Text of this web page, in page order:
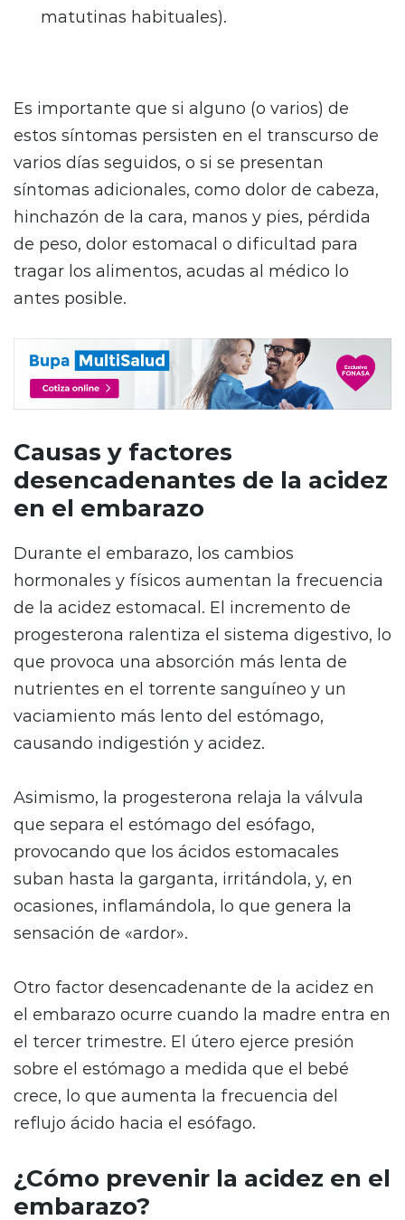
matutinas habituales).
Es importante que si alguno (o varios) de
estos síntomas persisten en el transcurso de
varios días seguidos, o si se presentan
síntomas adicionales, como dolor de cabeza,
hinchazón de la cara, manos y pies, pérdida
de peso, dolor estomacal o dificultad para
tragar los alimentos, acudas al médico lo
antes posible.
Causas y factores
desencadenantes de la acidez
en el embarazo
Durante el embarazo, los cambios
hormonales y físicos aumentan la frecuencia
de la acidez estomacal. El incremento de
progesterona ralentiza el sistema digestivo, lo
que provoca una absorción más lenta de
nutrientes en el torrente sanguíneo y un
vaciamiento más lento del estómago,
causando indigestión y acidez.
Asimismo, la progesterona relaja la válvula
que separa el estómago del esófago,
provocando que los ácidos estomacales
suban hasta la garganta, irritándola, y, en
ocasiones, inflamándola, lo que genera la
sensación de «ardor».
Otro factor desencadenante de la acidez en
el embarazo ocurre cuando la madre entra en
el tercer trimestre. El útero ejerce presión
sobre el estómago a medida que el bebé
crece, lo que aumenta la frecuencia del
reflujo ácido hacia el esófago.
¿Cómo prevenir la acidez en el
embarazo?